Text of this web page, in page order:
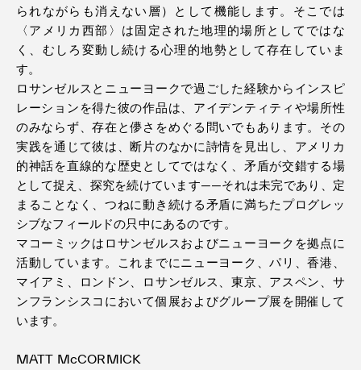
られながらも消えない層）として機能します。そこでは
〈アメリカ西部〉は固定された地理的場所としてではな
く、むしろ変動し続ける心理的地勢として存在していま
す。
ロサンゼルスとニューヨークで過ごした経験からインスピ
レーションを得た彼の作品は、アイデンティティや場所性
のみならず、存在と儚さをめぐる問いでもあります。その
実践を通じて彼は、断片のなかに詩情を見出し、アメリカ
的神話を直線的な歴史としてではなく、矛盾が交錯する場
として捉え、探究を続けています——それは未完であり、定
まることなく、つねに動き続ける⽭盾に満ちたプログレッ
シブなフィールドの只中にあるのです。
マコーミックはロサンゼルスおよびニューヨークを拠点に
活動しています。これまでにニューヨーク、パリ、香港、
マイアミ、ロンドン、ロサンゼルス、東京、アスペン、サ
ンフランシスコにおいて個展およびグループ展を開催して
います。
MATT McCORMICK